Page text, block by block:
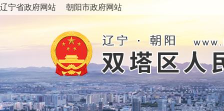
辽宁省政府网站 朝阳市政府网站